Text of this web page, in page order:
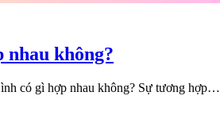
nhau không?
có gì hợp nhau không? Sự tương hợp…